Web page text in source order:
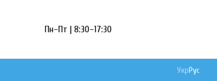
Пн–Пт | 8:30–17:30
УкрРус